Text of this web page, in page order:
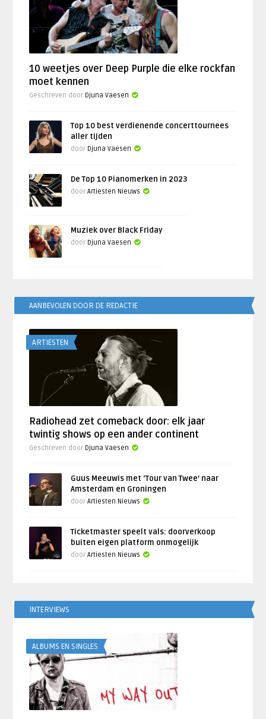
10 weetjes over Deep Purple die elke rockfan
moet kennen
Geschreven door Djuna Vaesen
Top 10 best verdienende concerttournees
aller tijden
door Djuna Vaesen
De Top 10 Pianomerken in 2023
doorArtiesten Nieuws
Muziek over Black Friday
door Djuna Vaesen
AANBEVOLEN DOOR DE REDACTIE
ARTIESTEN
Radiohead zet comeback door: elk jaar
twintig shows op een ander continent
Geschreven door Djuna Vaesen
Guus Meeuwis met ‘Tour van Twee’ naar
Amsterdam en Groningen
doorArtiesten Nieuws
Ticketmaster speelt vals: doorverkoop
buiten eigen platform onmogelijk
doorArtiesten Nieuws
INTERVIEWS
ALBUMS EN SINGLES